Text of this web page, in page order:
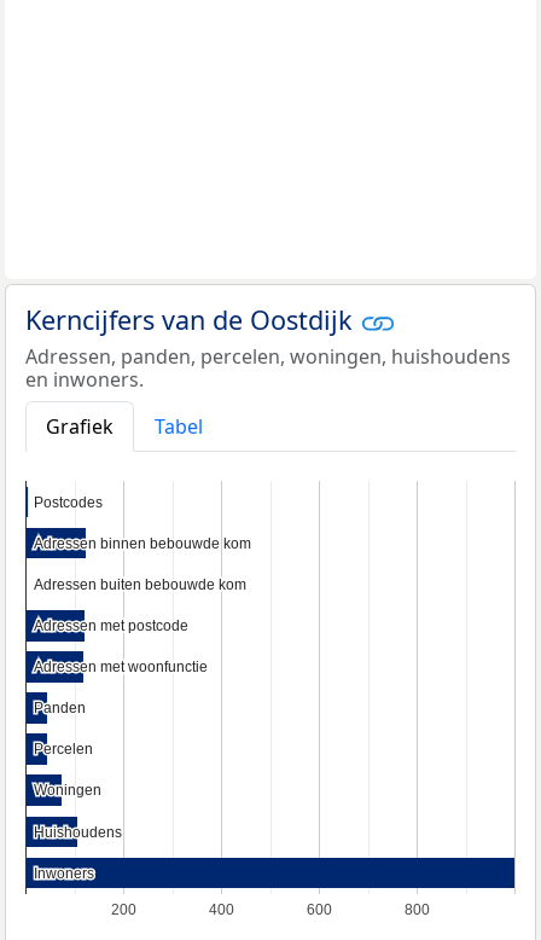
Kerncijfers van de Oostdijk
Adressen, panden, percelen, woningen, huishoudens
en inwoners.
Grafiek
Tabel
200 400 600 800
Postcodes
Postcodes
Adressen binnen bebouwde kom
Adressen binnen bebouwde kom
Adressen buiten bebouwde kom
Adressen buiten bebouwde kom
Adressen met postcode
Adressen met postcode
Adressen met woonfunctie
Adressen met woonfunctie
Panden
Panden
Percelen
Percelen
Woningen
Woningen
Huishoudens
Huishoudens
Inwoners
Inwoners